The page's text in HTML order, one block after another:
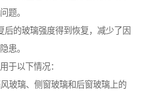
题。
后的玻璃强度得到恢复，减少了因
患。
于以下情况：
玻璃、侧窗玻璃和后窗玻璃上的